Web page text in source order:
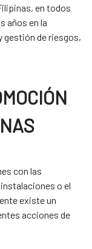
en todos
años en la
gestión de riesgos,
con las
o el
existe un
acciones de